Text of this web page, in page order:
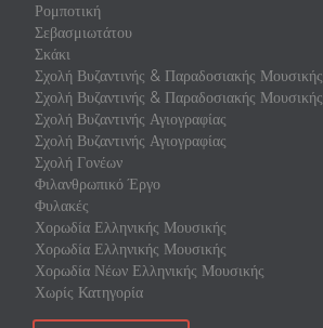
Ρομποτική
Σεβασμιωτάτου
Σκάκι
Σχολή Βυζαντινής & Παραδοσιακής Μουσικής
Σχολή Βυζαντινής & Παραδοσιακής Μουσικής
Σχολή Βυζαντινής Αγιογραφίας
Σχολή Βυζαντινής Αγιογραφίας
Σχολή Γονέων
Φιλανθρωπικό Έργο
Φυλακές
Χορωδία Ελληνικής Μουσικής
Χορωδία Ελληνικής Μουσικής
Χορωδία Νέων Ελληνικής Μουσικής
Χωρίς Κατηγορία